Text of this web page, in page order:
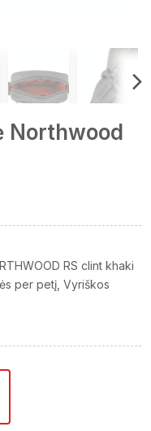
Northwood
RS clint khaki
per petį Vyriškos